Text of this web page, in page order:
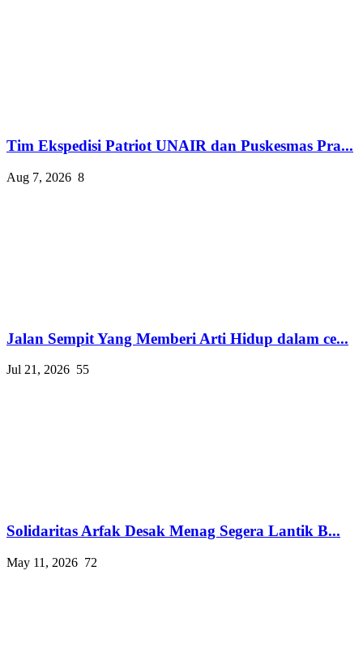
Tim Ekspedisi Patriot UNAIR dan Puskesmas Pra...
Aug 7, 2026 8
Jalan Sempit Yang Memberi Arti Hidup dalam ce...
Jul 21, 2026 55
Solidaritas Arfak Desak Menag Segera Lantik B...
May 11, 2026 72